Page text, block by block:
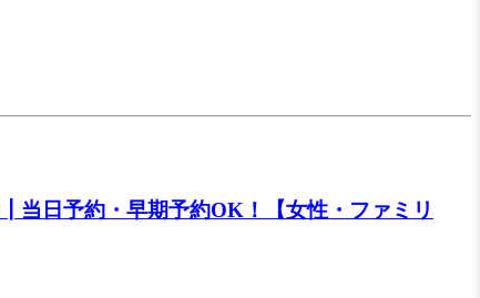
当日予約・早期予約OK！【女性・ファミリ